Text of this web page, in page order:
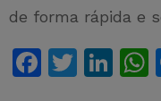
de forma rápida e
F
T
Li